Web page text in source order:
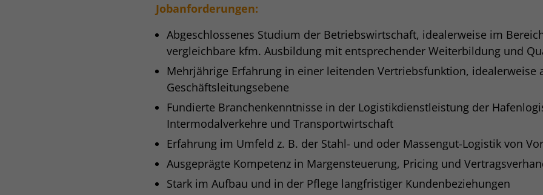
Jobanforderungen:
Abgeschlossenes Studium der Betriebswirtschaft, idealerweise im
vergleichbare kfm. Ausbildung mit entsprechender Weiterbildung und
Mehrjährige Erfahrung in einer leitenden Vertriebsfunktion, idealerweise
Geschäftsleitungsebene
Fundierte Branchenkenntnisse in der Logistikdienstleistung der
Intermodalverkehre und Transportwirtschaft
Erfahrung im Umfeld z. B. der Stahl- und oder Massengut-Logistik von
Ausgeprägte Kompetenz in Margensteuerung, Pricing und
Stark im Aufbau und in der Pflege langfristiger Kundenbeziehungen